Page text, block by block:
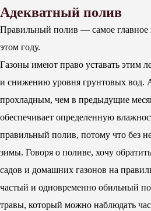
Адекватный полив
Правильный полив — самое главное
этом году.
Газоны имеют право уставать этим
и снижению уровня грунтовых вод.
прохладным, чем в предыдущие
обеспечивает определенную
правильный полив, потому что без
зимы. Говоря о поливе, хочу
садов и домашних газонов на
частый и одновременно обильный
травы, который можно наблюдать